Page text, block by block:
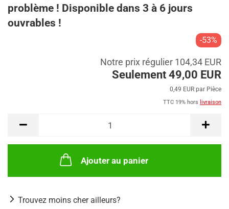
problème ! Disponible dans 3 à 6 jours
ouvrables !
-53%
Notre prix régulier 104,34 EUR
Seulement 49,00 EUR
0,49 EUR par Pièce
TTC 19% hors livraison
Ajouter au panier
Trouvez moins cher ailleurs?